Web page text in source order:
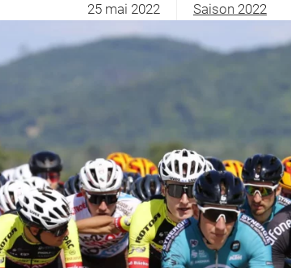
25 mai 2022 Saison 2022